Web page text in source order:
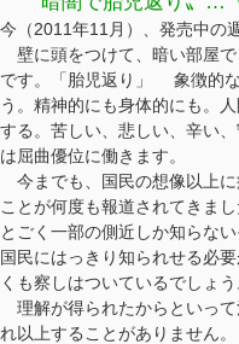
今（2011年11月）、発売中の
壁に頭をつけて、暗い部屋
です。「胎児返り」 象徴的
う。精神的にも身体的にも。
する。苦しい、悲しい、辛い
は屈曲優位に働きます。
今までも、国民の想像以上
ことが何度も報道されてき
とごく一部の側近しか知らな
国民にはっきり知られせる必
くも察しはついているでしょう
理解が得られたからといって
れ以上することがありません。